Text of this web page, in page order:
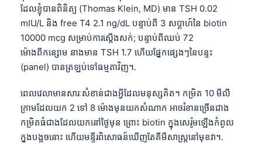
ដែលខ្ញុំបានពិនិត្យ (Thomas Klein, MD) មាន TSH 0.02
mIU/L និង free T4 2.1 ng/dL បន្ទាប់ពី 3 សប្តាហ៍នៃ biotin
10000 mcg សម្រាប់ការស្តើងសក់; បន្ទាប់ពីឈប់ 72
ម៉ោងពីកន្សោម នាងមាន TSH 1.7 ហើយផ្នែកផ្សេងៗនៃបន្ទះ
(panel) បានត្រឡប់ទៅធម្មតាវិញ។.
ពេលវេលាមានសារៈសំខាន់ជាងអ្វីដែលមនុស្សគិត។ កម្រិត 10 មីលី
ក្រាមដែលយក 2 ទៅ 8 ម៉ោងមុនយកសំណាក អាចរំខានច្រើនជាង
កម្រិតធំជាងដែលយកនៅថ្ងៃមុន ព្រោះ biotin ក្នុងសេរ៉ូមឡើងកំពូល
ក្នុងបង្អួចនោះ ហើយមន្ទីរពិសោធន៍ឃើញតែគីមីសាស្ត្រនៅមុខវា។.